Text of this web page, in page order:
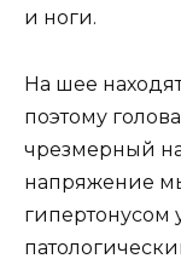
и ноги.
На шее
поэтому
чрезмерный
напряжение
гипертонусом